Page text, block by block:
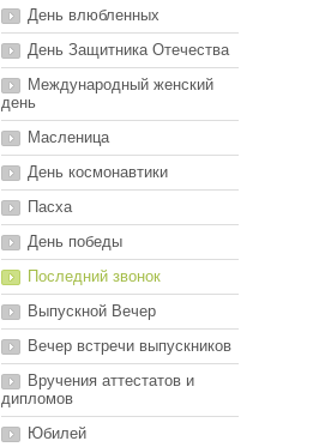
День влюбленных
День Защитника Отечества
Международный женский
день
Масленица
День космонавтики
Пасха
День победы
Последний звонок
Выпускной Вечер
Вечер встречи выпускников
Вручения аттестатов и
дипломов
Юбилей